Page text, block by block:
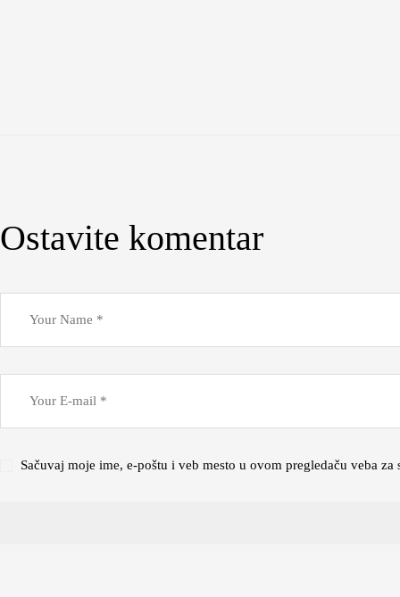
Ostavite komentar
Sačuvaj moje ime, e-poštu i veb mesto u ovom pregledaču veba za